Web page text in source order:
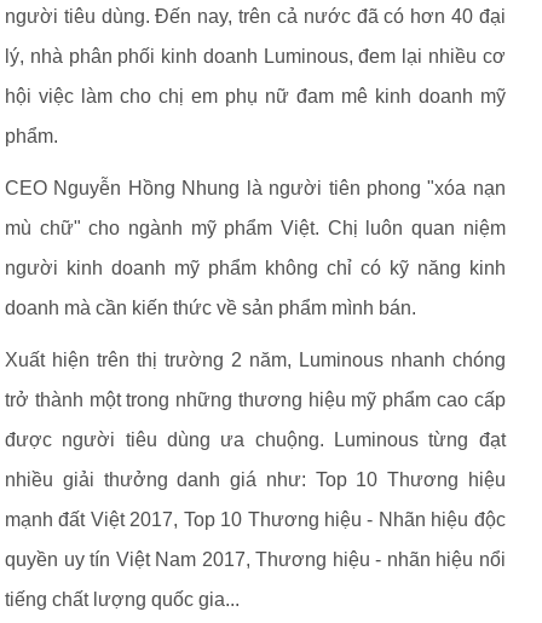
người tiêu dùng. Đến nay, trên cả nước đã có hơn 40 đại
lý, nhà phân phối kinh doanh Luminous, đem lại nhiều cơ
hội việc làm cho chị em phụ nữ đam mê kinh doanh mỹ
phẩm.
CEO Nguyễn Hồng Nhung là người tiên phong "xóa nạn
mù chữ" cho ngành mỹ phẩm Việt. Chị luôn quan niệm
người kinh doanh mỹ phẩm không chỉ có kỹ năng kinh
doanh mà cần kiến thức về sản phẩm mình bán.
Xuất hiện trên thị trường 2 năm, Luminous nhanh chóng
trở thành một trong những thương hiệu mỹ phẩm cao cấp
được người tiêu dùng ưa chuộng. Luminous từng đạt
nhiều giải thưởng danh giá như: Top 10 Thương hiệu
mạnh đất Việt 2017, Top 10 Thương hiệu - Nhãn hiệu độc
quyền uy tín Việt Nam 2017, Thương hiệu - nhãn hiệu nổi
tiếng chất lượng quốc gia...